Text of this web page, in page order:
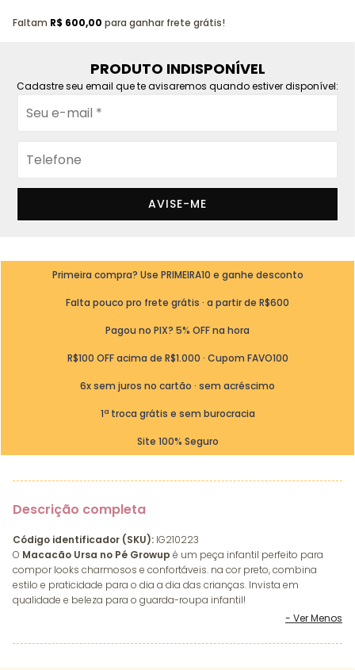
Faltam R$ 600,00 para ganhar frete grátis!
PRODUTO INDISPONÍVEL
Cadastre seu email que te avisaremos quando estiver disponível:
AVISE-ME
Primeira compra? Use PRIMEIRA10 e ganhe desconto
Falta pouco pro frete grátis · a partir de R$600
Pagou no PIX? 5% OFF na hora
R$100 OFF acima de R$1.000 · Cupom FAVO100
6x sem juros no cartão · sem acréscimo
1ª troca grátis e sem burocracia
Site 100% Seguro
Descrição completa
Código identificador (SKU): IG210223
O Macacão Ursa no Pé Growup é um peça infantil perfeito para
compor looks charmosos e confortáveis. na cor preto, combina
estilo e praticidade para o dia a dia das crianças. Invista em
qualidade e beleza para o guarda-roupa infantil!